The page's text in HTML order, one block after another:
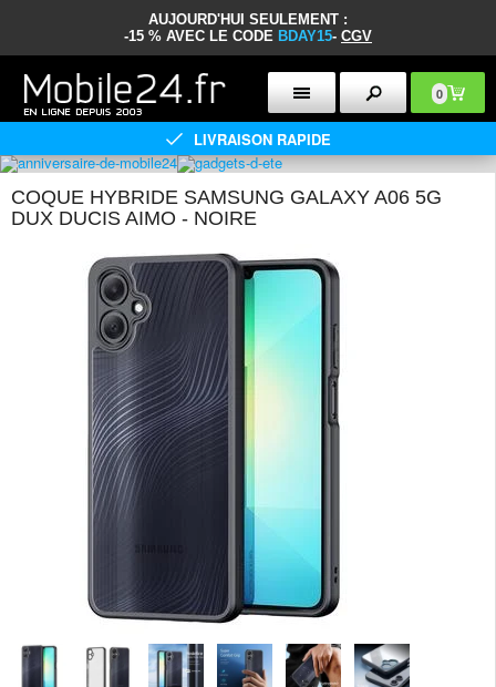
AUJOURD'HUI SEULEMENT :
-15 % AVEC LE CODE BDAY15- CGV
0
LIVRAISON RAPIDE
COQUE HYBRIDE SAMSUNG GALAXY A06 5G
DUX DUCIS AIMO - NOIRE